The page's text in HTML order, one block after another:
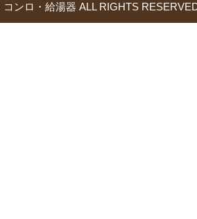
コンロ・給湯器 ALL RIGHTS